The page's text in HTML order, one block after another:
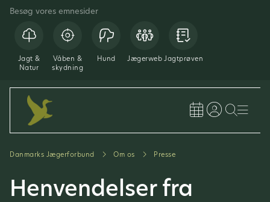
Besøg vores emnesider
Jagt &
Natur
Våben &
skydning
Hund Jægerweb Jagtprøven
Danmarks Jægerforbund Om os Presse
Henvendelser fra